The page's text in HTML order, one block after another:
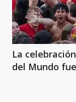
La
del Mundo